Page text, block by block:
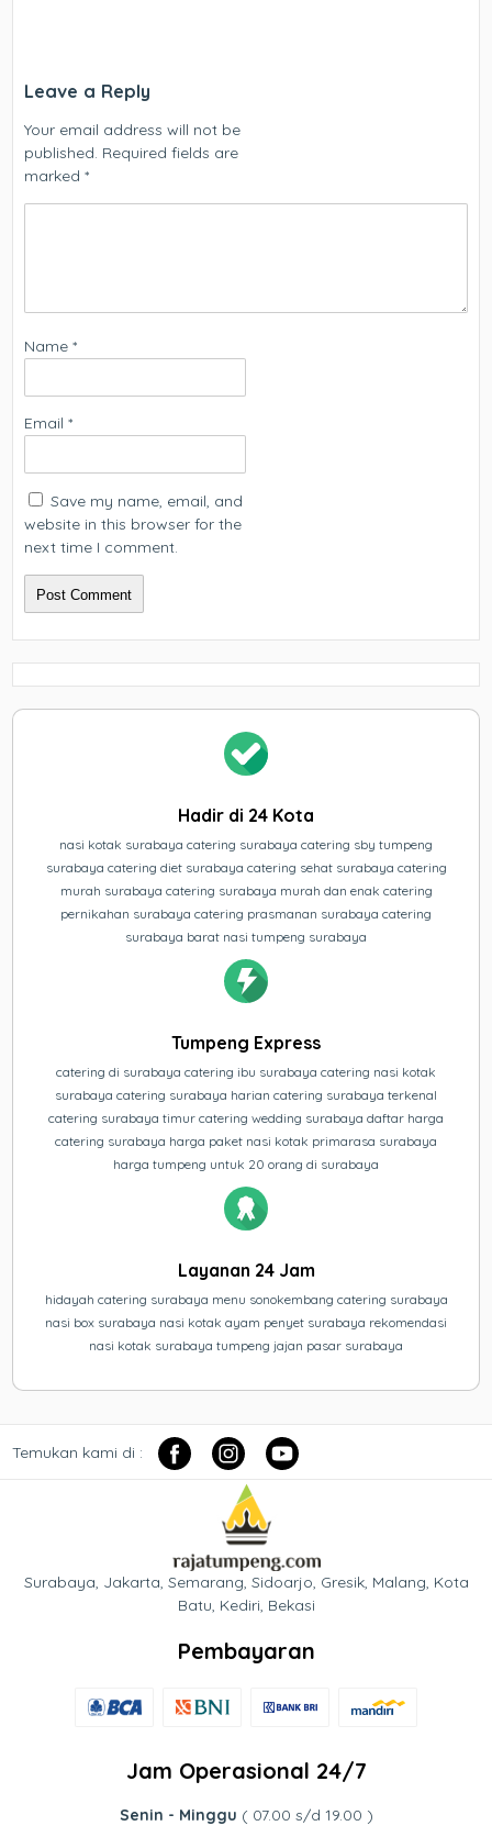
Leave a Reply
Your email address will not be
published. Required fields are
marked*
Name*
Email*
Save my name, email, and
website in this browser for the
next time I comment.
Hadir di 24 Kota
nasi kotak surabaya catering surabaya catering sby tumpeng
surabaya catering diet surabaya catering sehat surabaya catering
murah surabaya catering surabaya murah dan enak catering
pernikahan surabaya catering prasmanan surabaya catering
surabaya barat nasi tumpeng surabaya
Tumpeng Express
catering di surabaya catering ibu surabaya catering nasi kotak
surabaya catering surabaya harian catering surabaya terkenal
catering surabaya timur catering wedding surabaya daftar harga
catering surabaya harga paket nasi kotak primarasa surabaya
harga tumpeng untuk 20 orang di surabaya
Layanan 24 Jam
hidayah catering surabaya menu sonokembang catering surabaya
nasi box surabaya nasi kotak ayam penyet surabaya rekomendasi
nasi kotak surabaya tumpeng jajan pasar surabaya
Temukan kami di :
Surabaya, Jakarta, Semarang, Sidoarjo, Gresik, Malang, Kota
Batu, Kediri, Bekasi
Pembayaran
Jam Operasional 24/7
Senin - Minggu ( 07.00 s/d 19.00 )